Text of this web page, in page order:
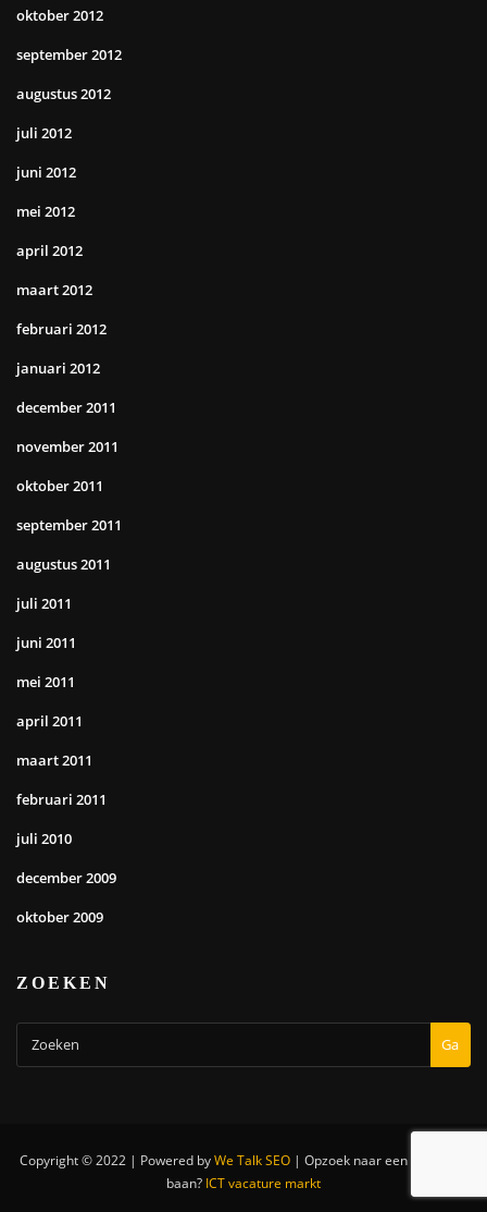
oktober 2012
september 2012
augustus 2012
juli 2012
juni 2012
mei 2012
april 2012
maart 2012
februari 2012
januari 2012
december 2011
november 2011
oktober 2011
september 2011
augustus 2011
juli 2011
juni 2011
mei 2011
april 2011
maart 2011
februari 2011
juli 2010
december 2009
oktober 2009
ZOEKEN
Ga
Copyright © 2022 | Powered byWe Talk SEO | Opzoek naar een nieuwe IT
baan? ICT vacature markt